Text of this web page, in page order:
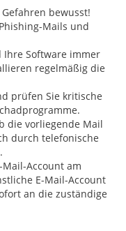
bewusst!
Mails und
Ihre Software immer
regelmäßig die
prüfen Sie kritische
die vorliegende Mail
durch telefonische
Account am
E-Mail-Account
an die zuständige